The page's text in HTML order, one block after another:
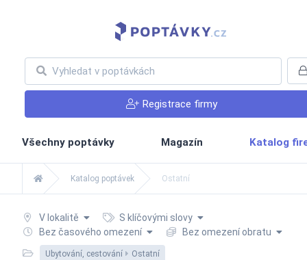
Registrace firmy
Všechny poptávky Magazín Katalog
Katalog poptávek Ostatní
V lokalitě
S klíčovými slovy
Bez časového omezení
Bez omezení obratu
Ubytování, cestování Ostatní